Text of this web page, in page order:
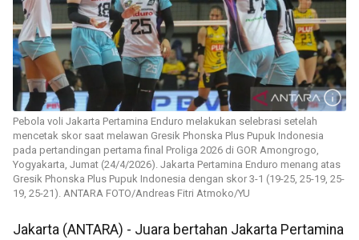
Pebola voli Jakarta Pertamina Enduro melakukan selebrasi setelah
mencetak skor saat melawan Gresik Phonska Plus Pupuk Indonesia
pada pertandingan pertama final Proliga 2026 di GOR Amongrogo,
Yogyakarta, Jumat (24/4/2026). Jakarta Pertamina Enduro menang atas
Gresik Phonska Plus Pupuk Indonesia dengan skor 3-1 (19-25, 25-19, 25-
19, 25-21). ANTARA FOTO/Andreas Fitri Atmoko/YU
Jakarta (ANTARA) - Juara bertahan Jakarta Pertamina